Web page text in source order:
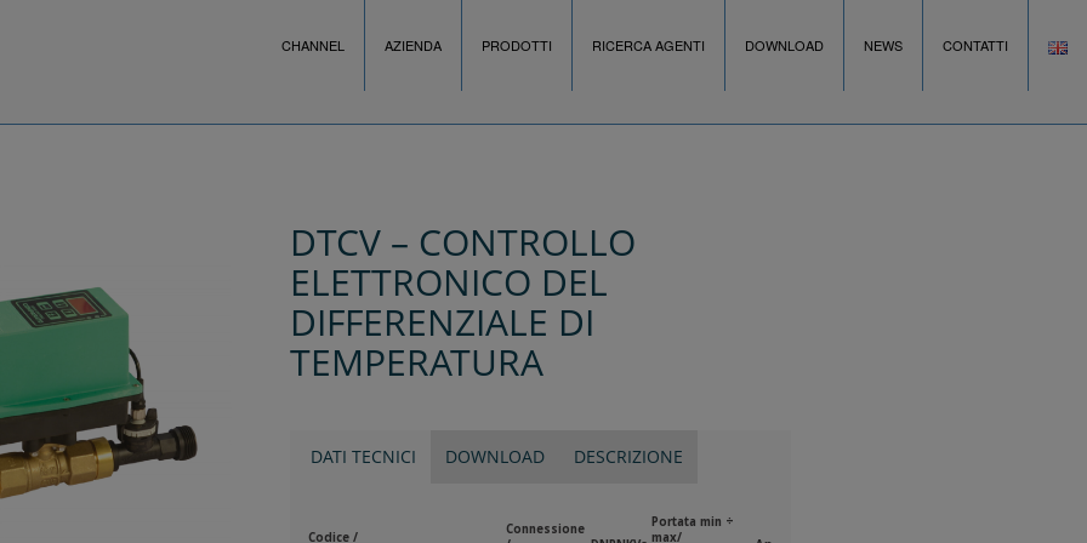
CHANNEL AZIENDA PRODOTTI RICERCA AGENTI DOWNLOAD NEWS CONTATTI
DTCV – CONTROLLO
ELETTRONICO DEL
DIFFERENZIALE DI
TEMPERATURA
DATI TECNICI DOWNLOAD DESCRIZIONE
Codice /
Connessione
Portata min ÷
max/